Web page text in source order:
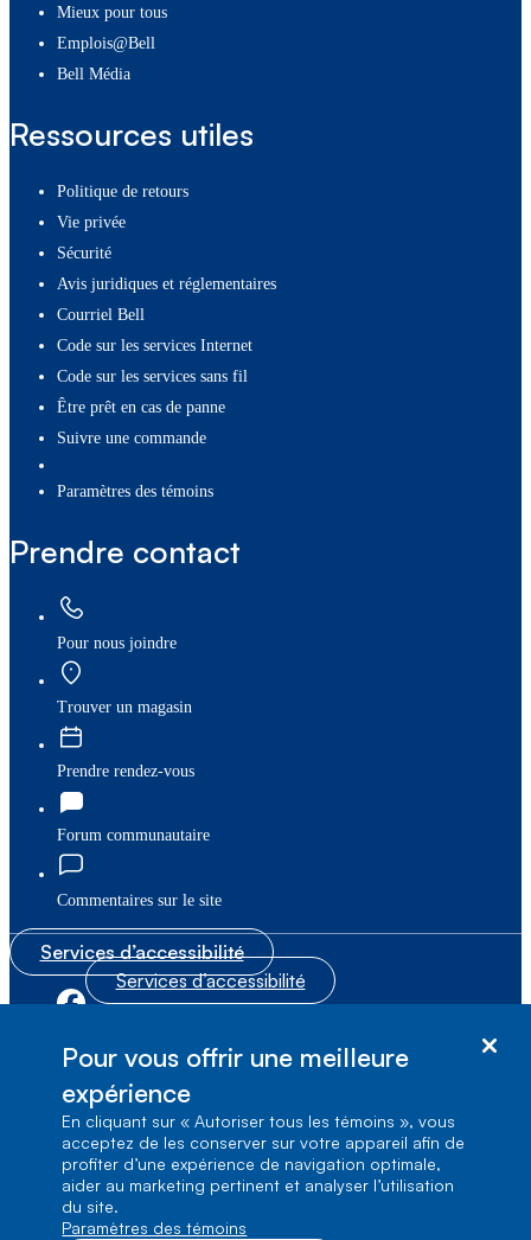
Mieux pour tous
Emplois@Bell
Bell Média
Ressources utiles
Politique de retours
Vie privée
Sécurité
Avis juridiques et réglementaires
Courriel Bell
Code sur les services Internet
Code sur les services sans fil
Être prêt en cas de panne
Suivre une commande
paramètres des témoins
Prendre contact
Pour nous joindre
Trouver un magasin
Prendre rendez-vous
Forum communautaire
Commentaires sur le site
Services d’accessibilité
Services d’accessibilité
1, carrefour Alexander-Graham-Bell, Aile A-7,
Verdun, Québec, H3E 3B3
Pour vous offrir une meilleure
expérience
En cliquant sur « Autoriser tous les témoins », vous
acceptez de les conserver sur votre appareil afin de
profiter d’une expérience de navigation optimale,
aider au marketing pertinent et analyser l’utilisation
du site.
Paramètres des témoins